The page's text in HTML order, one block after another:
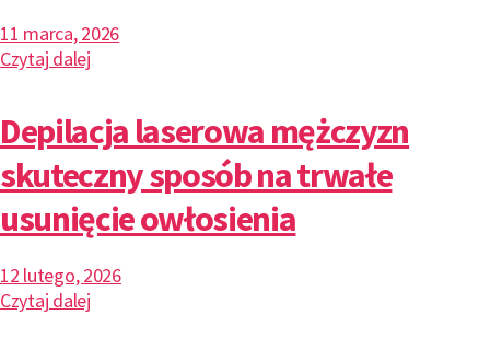
11 marca, 2026
Czytaj dalej
Depilacja laserowa mężczyzn
skuteczny sposób na trwałe
usunięcie owłosienia
12 lutego, 2026
Czytaj dalej